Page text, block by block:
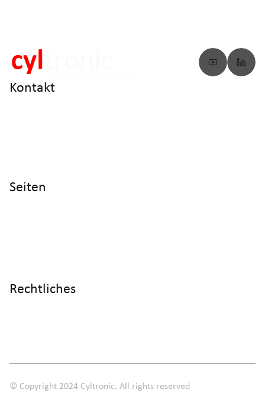
Kontakt
Seiten
Rechtliches
© Copyright 2024 Cyltronic. All rights reserved